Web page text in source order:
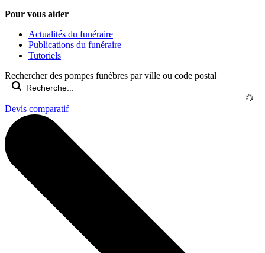
Pour vous aider
Actualités du funéraire
Publications du funéraire
Tutoriels
Rechercher des pompes funèbres par ville ou code postal
Devis comparatif